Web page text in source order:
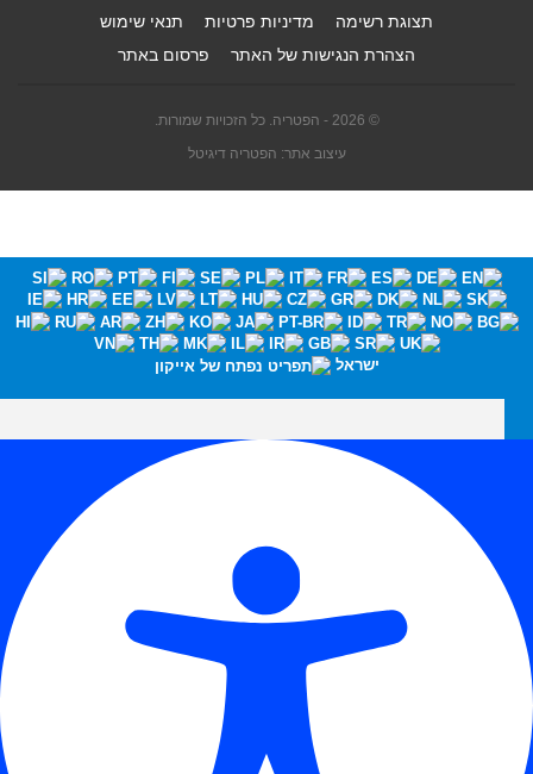
תצוגת רשימה
מדיניות פרטיות
תנאי שימוש
הצהרת הנגישות של האתר
פרסום באתר
© 2026 - הפטריה. כל הזכויות שמורות.
עיצוב אתר: הפטריה דיגיטל
ישראל